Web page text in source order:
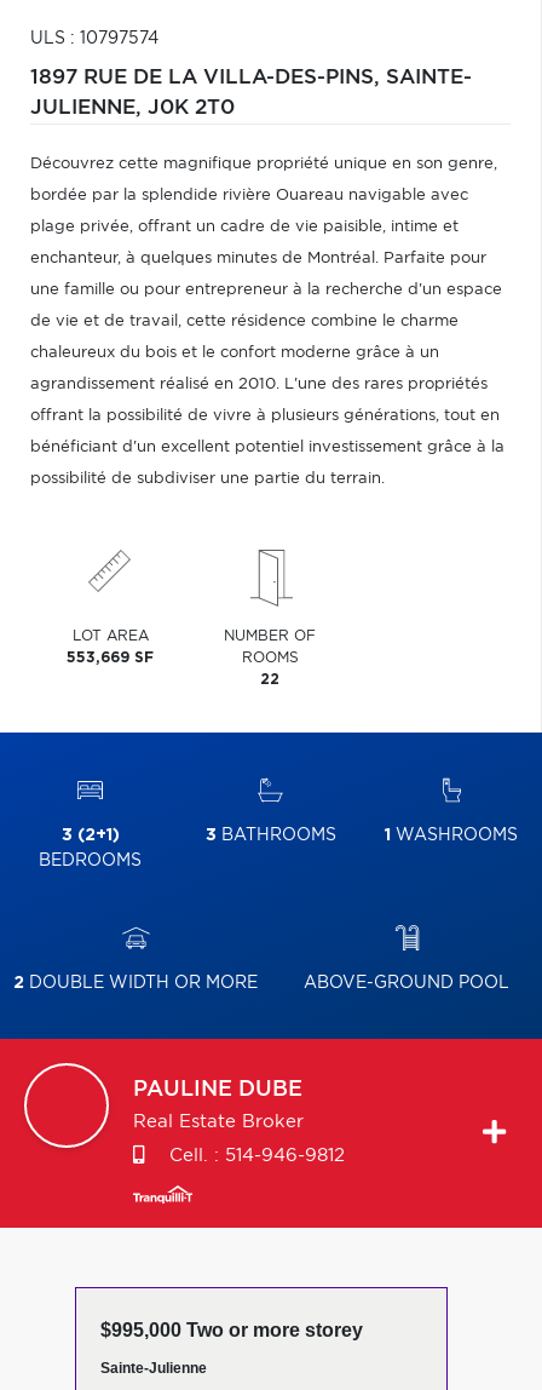
ULS : 10797574
1897 RUE DE LA VILLA-DES-PINS, SAINTE-
JULIENNE, J0K 2T0
Découvrez cette magnifique propriété unique en son genre,
bordée par la splendide rivière Ouareau navigable avec
plage privée, offrant un cadre de vie paisible, intime et
enchanteur, à quelques minutes de Montréal. Parfaite pour
une famille ou pour entrepreneur à la recherche d'un espace
de vie et de travail, cette résidence combine le charme
chaleureux du bois et le confort moderne grâce à un
agrandissement réalisé en 2010. L'une des rares propriétés
offrant la possibilité de vivre à plusieurs générations, tout en
bénéficiant d'un excellent potentiel investissement grâce à la
possibilité de subdiviser une partie du terrain.
LOT AREA
553,669 SF
NUMBER OF
ROOMS
22
3 (2+1)
BEDROOMS
3 BATHROOMS 1 WASHROOMS
2 DOUBLE WIDTH OR MORE ABOVE-GROUND POOL
PAULINE DUBE
Real Estate Broker
Cell. : 514-946-9812
$995,000 Two or more storey
Sainte-Julienne